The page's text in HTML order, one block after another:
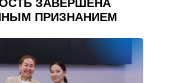
ЗАВЕРШЕНА
ПРИЗНАНИЕМ